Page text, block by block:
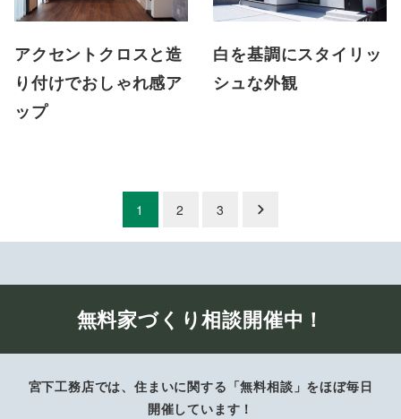
アクセントクロスと造
り付けでおしゃれ感ア
ップ
白を基調にスタイリッ
シュな外観
稿
の
ー
1 2 3
無料家づくり相談開催中！
宮下工務店では、住まいに関する「無料相談」をほぼ毎日
開催しています！